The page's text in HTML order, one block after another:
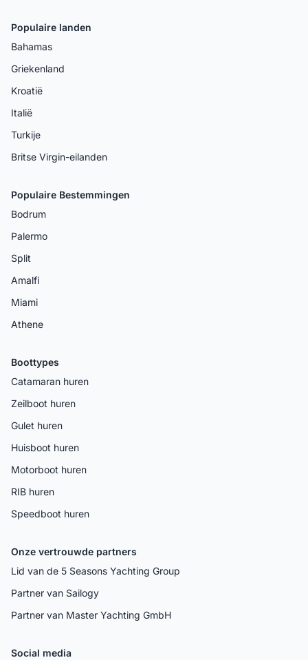
Populaire landen
Bahamas
Griekenland
Kroatië
Italië
Turkije
Britse Virgin-eilanden
Populaire Bestemmingen
Bodrum
Palermo
Split
Amalfi
Miami
Athene
Boottypes
Catamaran huren
Zeilboot huren
Gulet huren
Huisboot huren
Motorboot huren
RIB huren
Speedboot huren
Onze vertrouwde partners
Lid van de 5 Seasons Yachting Group
Partner van Sailogy
Partner van Master Yachting GmbH
Social media